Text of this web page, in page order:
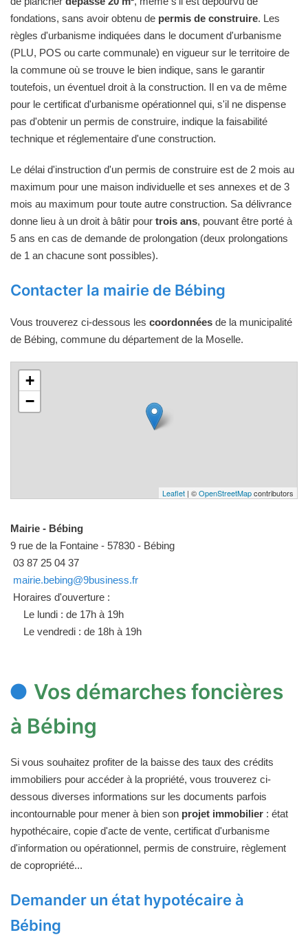
fondations, sans avoir obtenu de permis de construire. Les
règles d'urbanisme indiquées dans le document d'urbanisme
(PLU, POS ou carte communale) en vigueur sur le territoire de
la commune où se trouve le bien indique, sans le garantir
toutefois, un éventuel droit à la construction. Il en va de même
pour le certificat d'urbanisme opérationnel qui, s'il ne dispense
pas d'obtenir un permis de construire, indique la faisabilité
technique et réglementaire d'une construction.
Le délai d'instruction d'un permis de construire est de 2 mois au
maximum pour une maison individuelle et ses annexes et de 3
mois au maximum pour toute autre construction. Sa délivrance
donne lieu à un droit à bâtir pour trois ans, pouvant être porté à
5 ans en cas de demande de prolongation (deux prolongations
de 1 an chacune sont possibles).
Contacter la mairie de Bébing
Vous trouverez ci-dessous les coordonnées de la municipalité
de Bébing, commune du département de la Moselle.
+
−
Leaflet | ©OpenStreetMapcontributors
Mairie - Bébing
9 rue de la Fontaine - 57830 - Bébing
03 87 25 04 37
mairie.bebing@9business.fr
Horaires d'ouverture :
Le lundi : de 17h à 19h
Le vendredi : de 18h à 19h
Vos démarches foncières
à Bébing
Si vous souhaitez profiter de la baisse des taux des crédits
immobiliers pour accéder à la propriété, vous trouverez ci-
dessous diverses informations sur les documents parfois
incontournable pour mener à bien son projet immobilier : état
hypothécaire, copie d'acte de vente, certificat d'urbanisme
d'information ou opérationnel, permis de construire, règlement
de copropriété...
Demander un état hypotécaire à
Bébing